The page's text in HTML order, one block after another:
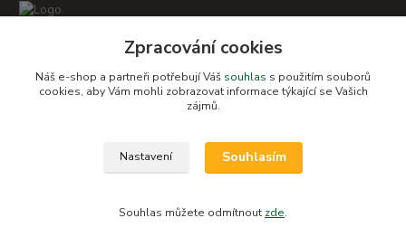
+420 604 278 943
obchod-detskysvet@seznam.cz
Zpracování cookies
Náš e-shop a partneři potřebují Váš souhlas s použitím souborů
cookies, aby Vám mohli zobrazovat informace týkající se Vašich
zájmů.
Nastavení Souhlasím
Souhlas můžete odmítnout zde.